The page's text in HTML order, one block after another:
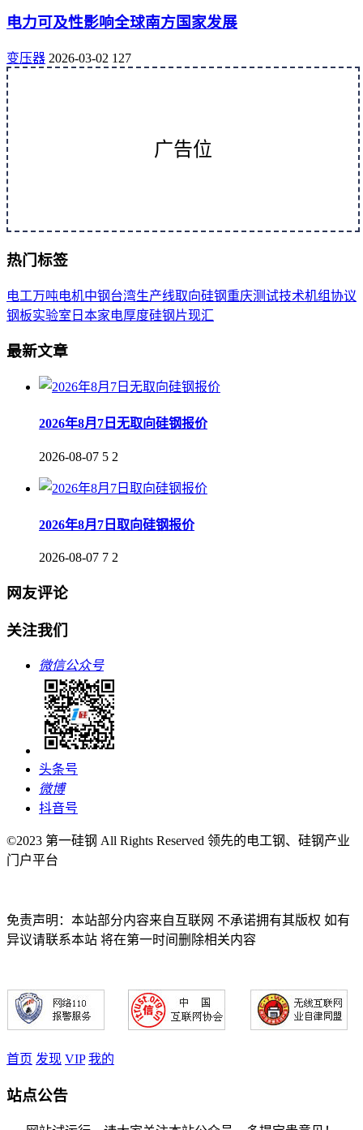
电力可及性影响全球南方国家发展
变压器 2026-03-02 127
广告位
热门标签
电工万吨电机中钢台湾生产线取向硅钢重庆测试技术机组协议
钢板实验室 日本家电厚度硅钢片现汇
最新文章
2026年8月7日无取向硅钢报价
2026-08-07 5 2
2026年8月7日取向硅钢报价
2026-08-07 7 2
网友评论
关注我们
微信公众号
头条号
微博
抖音号
©2023 第一硅钢 All Rights Reserved 领先的电工钢、硅钢产业
门户平台
免责声明：本站部分内容来自互联网 不承诺拥有其版权 如有
异议请联系本站 将在第一时间删除相关内容
首页 发现 VIP 我的
站点公告